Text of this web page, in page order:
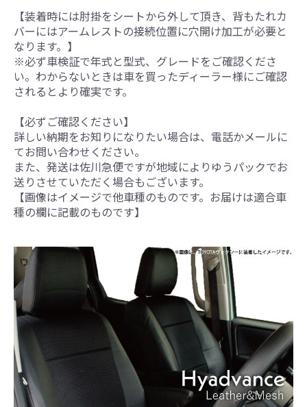
【装着時には肘掛をシートから外して頂き、背もたれカ
バーにはアームレストの接続位置に穴開け加工が必要と
なります。】
※必ず車検証で年式と型式、グレードをご確認くださ
い。わからないときは車を買ったディーラー様にご確認
されるとより確実です。
【必ずご確認ください】
詳しい納期をお知りになりたい場合は、電話かメールに
てお問い合わせください。
また、発送は佐川急便ですが地域によりゆうパックでお
送りさせていただく場合もございます。
【画像はイメージで他車種のものです。お届けは適合車
種の欄に記載のものです】